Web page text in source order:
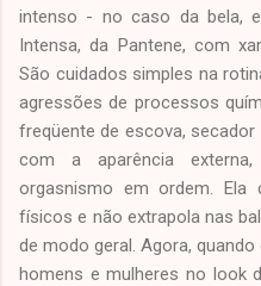
intenso - no caso da bela,
Intensa, da Pantene, com
São cuidados simples na
agressões de processos
freqüente de escova,
com a aparência
orgasnismo em ordem. Ela
físicos e não extrapola nas
de modo geral. Agora,
homens e mulheres no look